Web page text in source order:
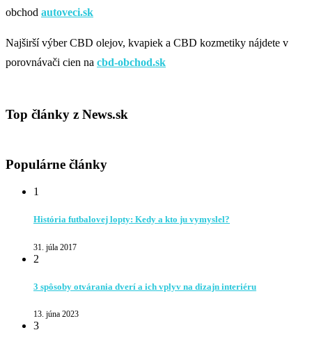
obchod autoveci.sk
Najširší výber CBD olejov, kvapiek a CBD kozmetiky nájdete v
porovnávači cien na cbd-obchod.sk
Top články z News.sk
Populárne články
1
História futbalovej lopty: Kedy a kto ju vymyslel?
31. júla 2017
2
3 spôsoby otvárania dverí a ich vplyv na dizajn interiéru
13. júna 2023
3